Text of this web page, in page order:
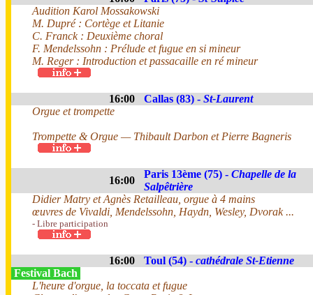
Audition Karol Mossakowski
M. Dupré : Cortège et Litanie
C. Franck : Deuxième choral
F. Mendelssohn : Prélude et fugue en si mineur
M. Reger : Introduction et passacaille en ré mineur
16:00 Callas (83) - St-Laurent
Orgue et trompette
Trompette & Orgue — Thibault Darbon et Pierre Bagneris
16:00
Paris 13ème (75) - Chapelle de la
Salpêtrière
Didier Matry et Agnès Retailleau, orgue à 4 mains
œuvres de Vivaldi, Mendelssohn, Haydn, Wesley, Dvorak ...
- Libre participation
16:00 Toul (54) - cathédrale St-Etienne
Festival Bach
L'heure d'orgue, la toccata et fugue